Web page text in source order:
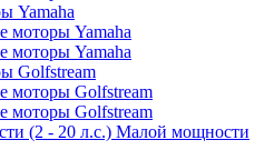
Yamaha
моторы Yamaha
моторы Yamaha
Golfstream
моторы Golfstream
моторы Golfstream
Малой мощности